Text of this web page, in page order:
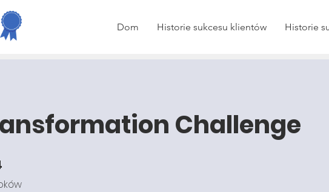
Dom Historie sukcesu klientów Historie
Challenge